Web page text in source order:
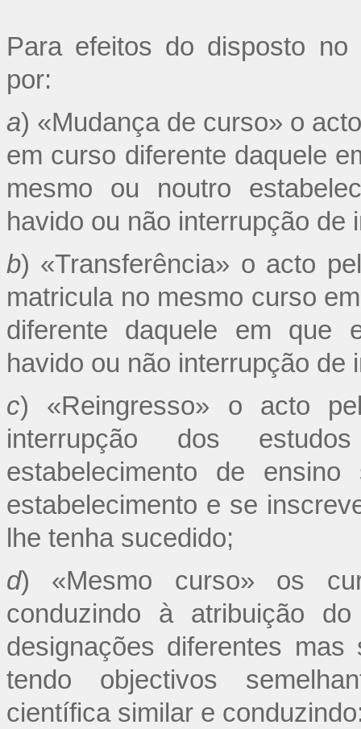
Para efeitos do disposto
por:
a) «Mudança de curso» o
em curso diferente daquele
mesmo ou noutro
havido ou não interrupção
b) «Transferência» o acto
matricula no mesmo curso
diferente daquele em que
havido ou não interrupção
c) «Reingresso» o acto
interrupção dos
estabelecimento de
estabelecimento e se
lhe tenha sucedido;
d) «Mesmo curso» os
conduzindo à atribuição
designações diferentes
tendo objectivos
científica similar e